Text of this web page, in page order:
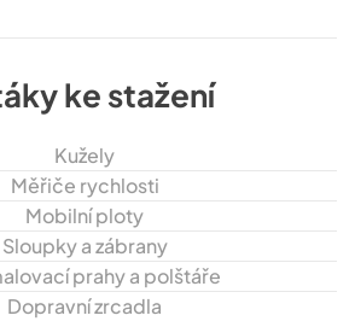
ke stažení
Kužely
Měřiče rychlosti
Mobilní ploty
Sloupky a zábrany
prahy a polštáře
Dopravní zrcadla